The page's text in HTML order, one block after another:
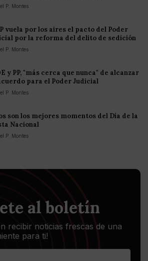
P. Montes
vuela por los aires el pacto del Poder
por la reforma del delito de sedición
P. Montes
y PP, "más cerca que nunca" de alcanzar
para el Poder Judicial
P. Montes
son los mejores momentos del Día de la
Nacional
P. Montes
al boletín
recibir noticias frescas de una
para ti!